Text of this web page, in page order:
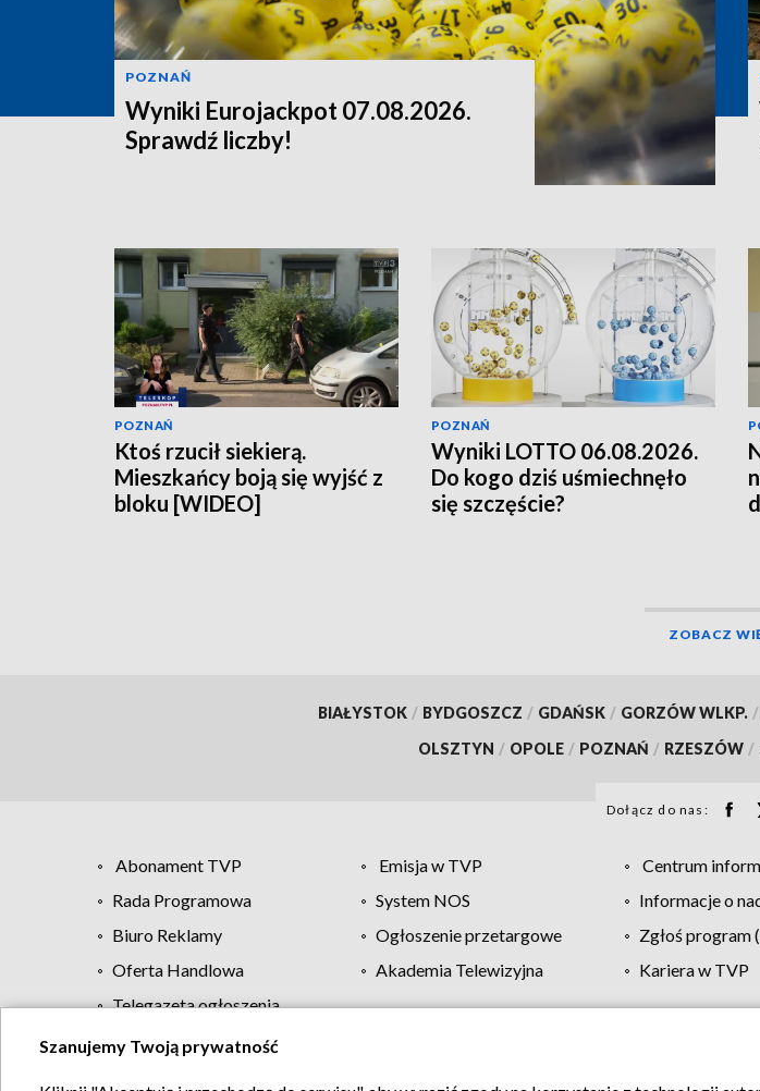
POZNAŃ
Wyniki Eurojackpot 07.08.2026.
Sprawdź liczby!
POZNAŃ
Ktoś rzucił siekierą.
Mieszkańcy boją się wyjść z
bloku [WIDEO]
POZNAŃ
Wyniki LOTTO 06.08.2026.
Do kogo dziś uśmiechnęło
się szczęście?
ZOBACZ
BIAŁYSTOK / BYDGOSZCZ / GDAŃSK / GORZÓW WLKP. /
OLSZTYN / OPOLE / POZNAŃ / RZESZÓW /
Dołącz do nas:
Abonament TVP Emisja w TVP Centrum
Rada Programowa
System NOS Informacje o
Biuro Reklamy
Ogłoszenie przetargowe Zgłoś program
Oferta Handlowa
Akademia Telewizyjna Kariera w TVP
Telegazeta ogłoszenia
Regulamin TVP Polityka prywatności Moje
Szanujemy Twoją prywatność